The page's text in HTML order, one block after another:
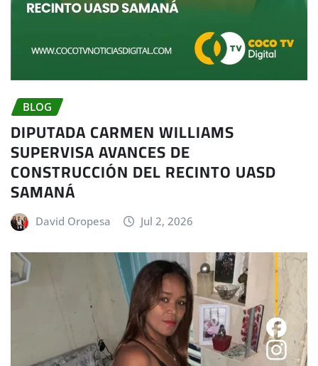
BLOG
DIPUTADA CARMEN WILLIAMS
SUPERVISA AVANCES DE
CONSTRUCCIÓN DEL RECINTO UASD
SAMANÁ
David Oropesa Jul 2, 2026